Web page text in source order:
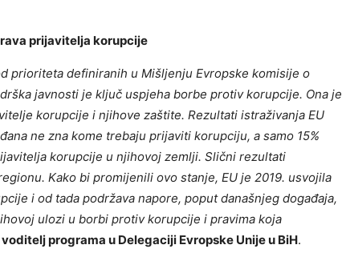
prijavitelja korupcije
prioriteta definiranih u Mišljenju Evropske komisije o
javnosti je ključ uspjeha borbe protiv korupcije. Ona je
korupcije i njihove zaštite. Rezultati istraživanja EU
ne zna kome trebaju prijaviti korupciju, a samo 15%
korupcije u njihovoj zemlji. Slični rezultati
Kako bi promijenili ovo stanje, EU je 2019. usvojila
i od tada podržava napore, poput današnjeg događaja,
ulozi u borbi protiv korupcije i pravima koja
programa u Delegaciji Evropske Unije u BiH.